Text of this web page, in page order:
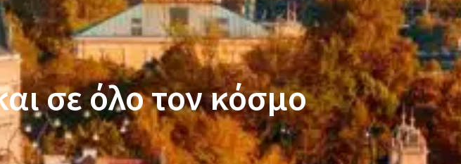
σε όλο τον κόσμο